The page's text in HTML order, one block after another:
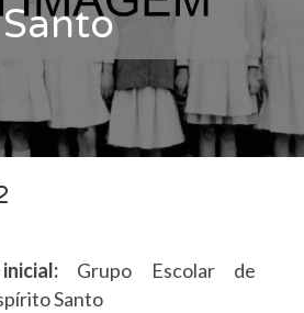
Santo
Grupo Escolar de
Santo